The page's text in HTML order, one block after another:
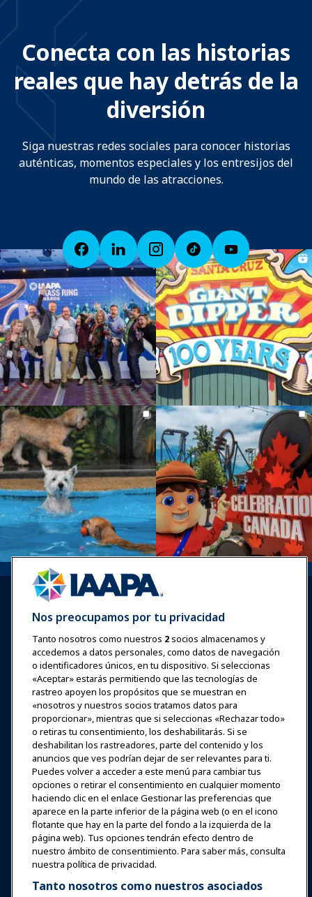
Conecta con las historias
reales que hay detrás de la
diversión
Siga nuestras redes sociales para conocer historias
auténticas, momentos especiales y los entresijos del
mundo de las atracciones.
Iniciar sesión Únete ahora
Premios Carreras
Contacto
Expos y Eventos
Noticias y Funworld
Educación
Seguridad y protección
Defensa
Nos preocupamos por tu privacidad
Tanto nosotros como nuestros 2socios almacenamos y
accedemos a datos personales, como datos de navegación
o identificadores únicos, en tu dispositivo. Si seleccionas
«Aceptar» estarás permitiendo que las tecnologías de
rastreo apoyen los propósitos que se muestran en
«nosotros y nuestros socios tratamos datos para
proporcionar», mientras que si seleccionas «Rechazar todo»
o retiras tu consentimiento, los deshabilitarás. Si se
deshabilitan los rastreadores, parte del contenido y los
anuncios que ves podrían dejar de ser relevantes para ti.
Puedes volver a acceder a este menú para cambiar tus
opciones o retirar el consentimiento en cualquier momento
haciendo clic en el enlace Gestionar las preferencias que
aparece en la parte inferior de la página web (o en el icono
flotante que hay en la parte del fondo a la izquierda de la
página web). Tus opciones tendrán efecto dentro de
nuestro ámbito de consentimiento. Para saber más, consulta
nuestra política de privacidad.
Tanto nosotros como nuestros asociados